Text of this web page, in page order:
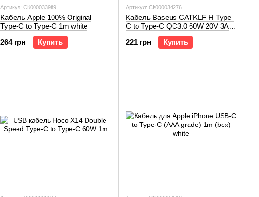
Артикул: СК000033989
Кабель Apple 100% Original
Type-C to Type-C 1m white
264 грн
Купить
Артикул: СК000034276
Кабель Baseus CATKLF-H Type-
C to Type-C QC3.0 60W 20V 3A
2m black/gray
221 грн
Купить